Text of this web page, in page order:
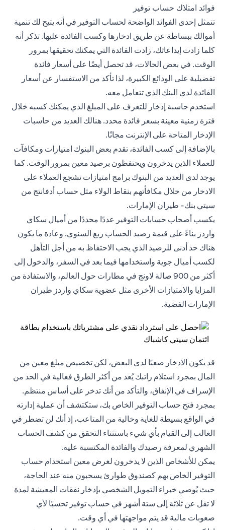
فوائد امتلاك حساب توفير
تتمثل إحدى الفوائد الواضحة لحساب التوفير في أنه يتيح لك تنمية
أموالك ببساطة عن طريق ادخارها وكسب الفائدة عليها. تذكر أنه
كلما زادت إيداعاتك، زادت الفائدة التي يمكنك تحقيقها بمرور
الوقت. في بعض الحالات، قد تحصل أيضًا على أسعار فائدة
تفضيلية على الودائع الكبيرة، لذا تأكد من الاستفسار عن أسعار
الفائدة لدى البنك الذي تتعامل معه.
استخدم حاسبة إدخار للتعرف على المبلغ الذي يمكنك كسبه خلال
فترة زمنية معينة بسعر فائدة محدد. هنالك العديد من حاسبات
الإدخار المتاحة على الإنترنت مجانًا.
بالإضافة إلى كسب الفائدة، تقدم بعض البنوك امتيازات ومكافآت
للعملاء الذين يدخرون ويحتفظون برصيد معين بمرور الوقت. كما
يوجد لدى العديد من البنوك برامج امتيازات تشجع العملاء على
الادخار من خلال مكافأتهم بنقاط الولاء مثل حساب أدفانتج من
سيتي بنك- طيران الإمارات.
يكسب أصحاب حسابات التوفير عددًا محددًا من أميال سكاي
واردز بناءً على قيمة رصيد الحساب ربع السنوي. وعادة ما يكون
هناك حد أدنى للرصيد الذي يجب الاحتفاظ به من أجل التأهل
لكسب أميال جوية واستخدامها فيما بعد في السفر، والدخول إلى
أكثر من 900 صالة لاونج في مطارات حول العالم، والاستفادة من
المزايا والامتيازات الأخرى مثل عضوية سكاي واردز طيران
الإمارات الفضية.
قد يكون الادخار صعبًا لدى البعض، لكن تخصيص مبلغ معين من
المال بمجرد استلام راتبك يُعد من أكثر الطرق فعالية في الحد من
الإسراف في الإنفاق، والتأكد من أنك تدخر على أساس منتظم.
بمجرد فتح حساب التوفير الخاص بك، ستكتشف أن عملية إدارته
في الواقع بسيطة للغاية وخالية من المتاعب، إذ أنك لن تضطر في
الغالب إلى القيام بأي شيء باستثناء التحقق من كشف الحساب
الشهري لمعرفة رصيدك والفائدة المكتسبة عليه.
يمكن للأشخاص الذين لا يدخرون لغرض معين استخدام حساب
التوفير الخاص بهم كصندوق طوارئ يسحبون منه عند الحاجة،
حيث يُوصي خبراء التمويل الشخصي بإدخار نفقات المعيشة لمدة
لا تقل عن ثلاثة إلى ستة أشهر في حساب توفير تحسبًا لأي
صعوبات مالية قد يتم مواجهتها في أي وقت.